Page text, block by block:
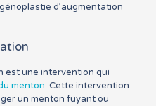
d’augmentation
est une intervention qui
menton. Cette intervention
un menton fuyant ou